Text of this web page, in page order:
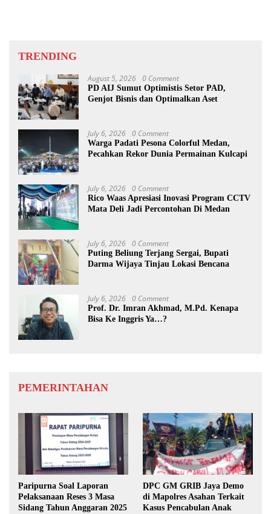
TRENDING
August 5, 2026 0 Comment
PD AIJ Sumut Optimistis Setor PAD,
Genjot Bisnis dan Optimalkan Aset
July 6, 2026 0 Comment
Warga Padati Pesona Colorful Medan,
Pecahkan Rekor Dunia Permainan Kulcapi
July 6, 2026 0 Comment
Rico Waas Apresiasi Inovasi Program CCTV
Mata Deli Jadi Percontohan Di Medan
July 6, 2026 0 Comment
Puting Beliung Terjang Sergai, Bupati
Darma Wijaya Tinjau Lokasi Bencana
July 6, 2026 0 Comment
Prof. Dr. Imran Akhmad, M.Pd. Kenapa
Bisa Ke Inggris Ya…?
PEMERINTAHAN
Paripurna Soal Laporan
Pelaksanaan Reses 3 Masa
Sidang Tahun Anggaran 2025
DPC GM GRIB Jaya Demo
di Mapolres Asahan Terkait
Kasus Pencabulan Anak